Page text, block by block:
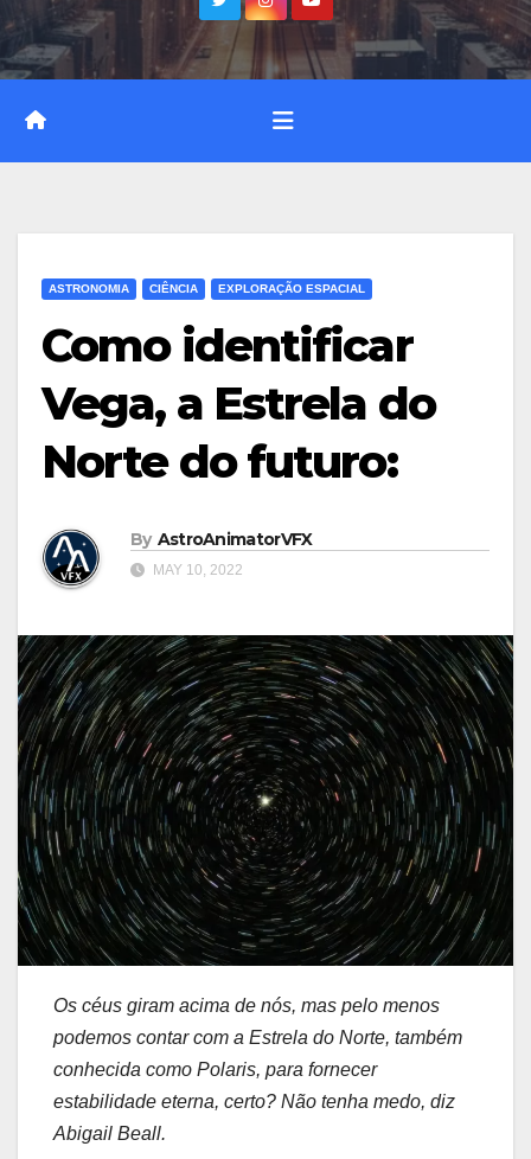
ASTRONOMIA CIÊNCIA EXPLORAÇÃO ESPACIAL
Como identificar
Vega, a Estrela do
Norte do futuro:
By AstroAnimatorVFX
MAY 10, 2022
Os céus giram acima de nós, mas pelo menos
podemos contar com a Estrela do Norte, também
conhecida como Polaris, para fornecer
estabilidade eterna, certo? Não tenha medo, diz
Abigail Beall.